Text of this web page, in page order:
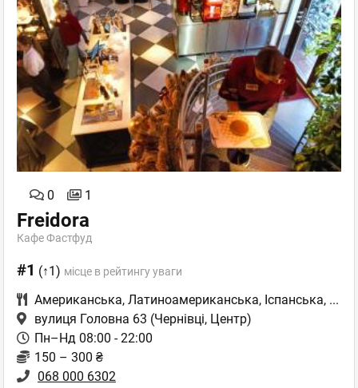
0 1
Freidora
Кафе Фастфуд
#1 (↑1) місце в рейтингу уваги
Американська, Латиноамериканська, Іспанська, ...
вулиця Головна 63 (Чернівці, Центр)
Пн–Нд 08:00 - 22:00
150 – 300 ₴
068 000 6302